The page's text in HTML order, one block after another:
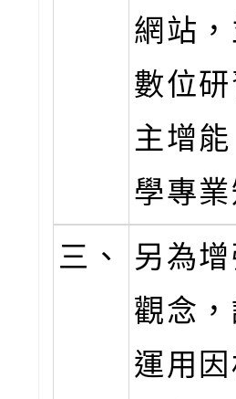
網站
數位
主增
學專業
三、
另為
觀念
運用